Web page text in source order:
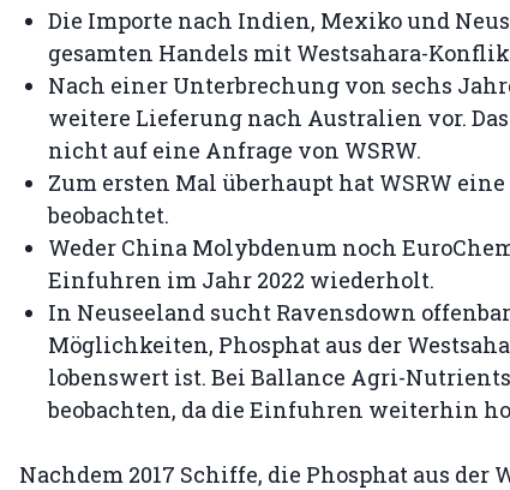
Die Importe nach Indien, Mexiko und
gesamten Handels mit Westsahara-
Nach einer Unterbrechung von sechs
weitere Lieferung nach Australien vor.
nicht auf eine Anfrage von WSRW.
Zum ersten Mal überhaupt hat WSRW
beobachtet.
Weder China Molybdenum noch
Einfuhren im Jahr 2022 wiederholt.
In Neuseeland sucht Ravensdown
Möglichkeiten, Phosphat aus der
lobenswert ist. Bei Ballance Agri-
beobachten, da die Einfuhren weiterhin
Nachdem 2017 Schiffe, die Phosphat aus